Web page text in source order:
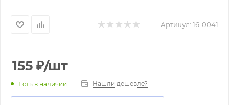
Артикул: 16-0041
155 ₽/шт
Есть в наличии Нашли дешевле?